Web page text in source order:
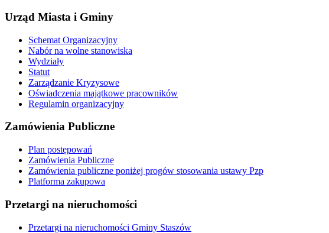
Urząd Miasta i Gminy
Schemat Organizacyjny
Nabór na wolne stanowiska
Wydziały
Statut
Zarządzanie Kryzysowe
Oświadczenia majątkowe pracowników
Regulamin organizacyjny
Zamówienia Publiczne
Plan postępowań
Zamówienia Publiczne
Zamówienia publiczne poniżej progów stosowania ustawy Pzp
Platforma zakupowa
Przetargi na nieruchomości
Przetargi na nieruchomości Gminy Staszów